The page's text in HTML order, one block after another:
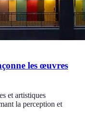
les œuvres
et artistiques
la perception et